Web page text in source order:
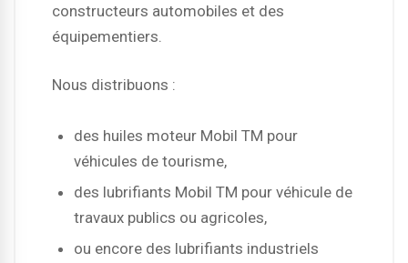
constructeurs automobiles et des
équipementiers.
Nous distribuons :
des huiles moteur Mobil TM pour
véhicules de tourisme,
des lubrifiants Mobil TM pour véhicule de
travaux publics ou agricoles,
ou encore des lubrifiants industriels